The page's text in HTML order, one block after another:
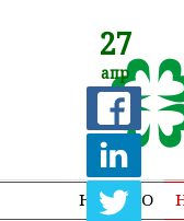
НАЧАЛО
27
апр